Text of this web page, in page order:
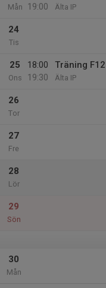
Mån
19:00
Älta IP
24
Tis
25
Ons
18:00
19:30
Träning F12
Älta IP
26
Tor
27
Fre
28
Lör
29
Sön
30
Mån